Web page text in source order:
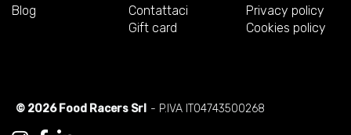
Blog
Contattaci
Gift card
Privacy policy
Cookies policy
© 2026 Food Racers Srl - P.IVA IT04743500268